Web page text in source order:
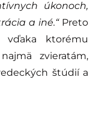
úkonoch,
a iné.“Preto
vďaka ktorému
zvieratám,
štúdií a